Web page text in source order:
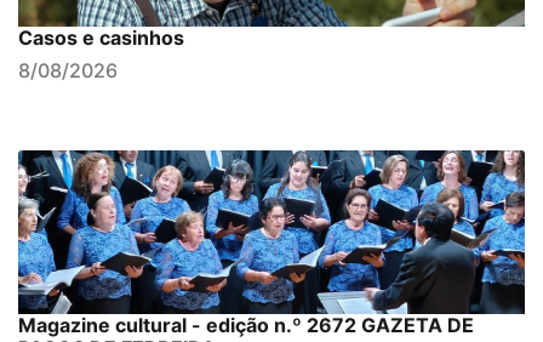
Casos e casinhos
8/08/2026
Magazine cultural - edição n.º 2672 GAZETA DE